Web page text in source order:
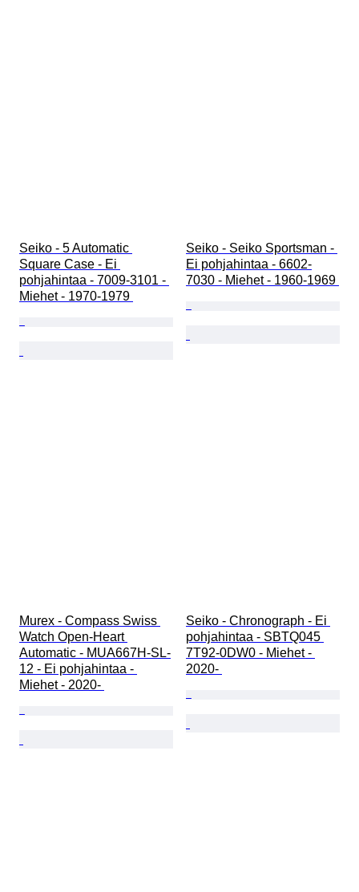
Seiko - 5 Automatic
Square Case - Ei
pohjahintaa - 7009-3101 -
Miehet - 1970-1979
Seiko - Seiko Sportsman -
Ei pohjahintaa - 6602-
7030 - Miehet - 1960-1969
Murex - Compass Swiss
Watch Open-Heart
Automatic - MUA667H-SL-
12 - Ei pohjahintaa -
Miehet - 2020-
Seiko - Chronograph - Ei
pohjahintaa - SBTQ045
7T92-0DW0 - Miehet -
2020-